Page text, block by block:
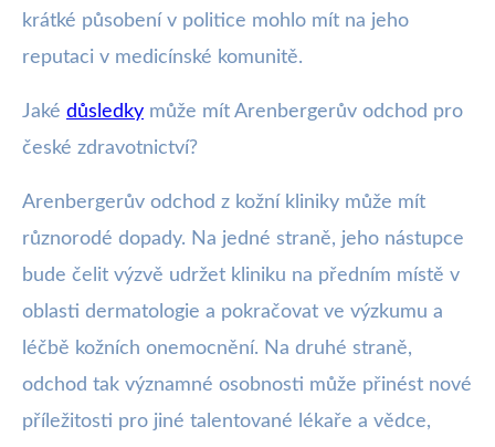
krátké působení v politice mohlo mít na jeho
reputaci v medicínské komunitě.
Jaké důsledky může mít Arenbergerův odchod pro
české zdravotnictví?
Arenbergerův odchod z kožní kliniky může mít
různorodé dopady. Na jedné straně, jeho nástupce
bude čelit výzvě udržet kliniku na předním místě v
oblasti dermatologie a pokračovat ve výzkumu a
léčbě kožních onemocnění. Na druhé straně,
odchod tak významné osobnosti může přinést nové
příležitosti pro jiné talentované lékaře a vědce,